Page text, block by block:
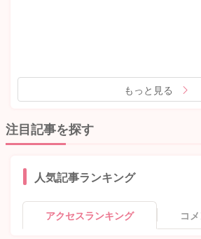
もっと見る
注目記事を探す
人気記事ランキング
アクセスランキング コ